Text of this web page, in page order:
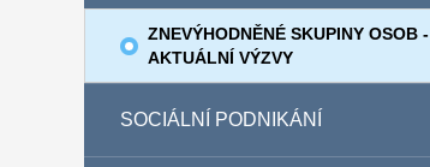
ZNEVÝHODNĚNÉ SKUPINY OSOB -
AKTUÁLNÍ VÝZVY
SOCIÁLNÍ PODNIKÁNÍ